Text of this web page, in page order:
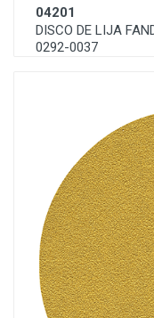
04201
DISCO DE LIJA
0292-0037